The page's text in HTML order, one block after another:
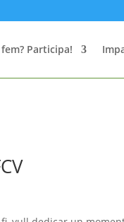
Participa!